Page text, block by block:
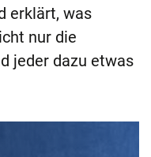
erklärt, was
nur die
jeder dazu etwas